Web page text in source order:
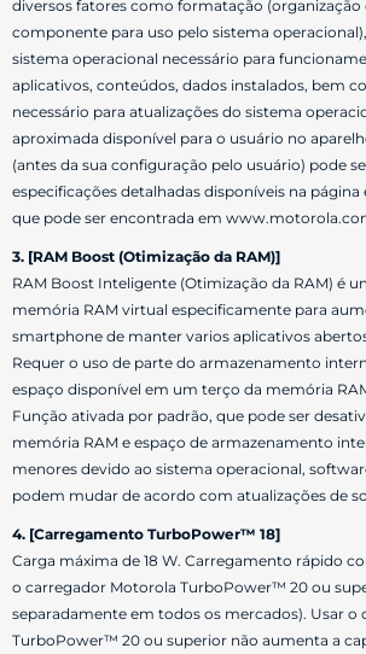
diversos fatores como formatação
componente para uso pelo sistema
sistema operacional necessário para
aplicativos, conteúdos, dados instalados, bem
necessário para atualizações do sistema
aproximada disponível para o usuário no
(antes da sua configuração pelo usuário) pode
especificações detalhadas disponíveis na
que pode ser encontrada em
3. [RAM Boost (Otimização da RAM)]
RAM Boost Inteligente (Otimização da RAM) é
memória RAM virtual especificamente para
smartphone de manter varios aplicativos
Requer o uso de parte do armazenamento
espaço disponível em um terço da memória
Função ativada por padrão, que pode ser
memória RAM e espaço de armazenamento
menores devido ao sistema operacional,
podem mudar de acordo com atualizações de
4. [Carregamento TurboPower™ 18]
Carga máxima de 18 W. Carregamento rápido
o carregador Motorola TurboPower™ 20 ou
separadamente em todos os mercados). Usar o
TurboPower™ 20 ou superior não aumenta a